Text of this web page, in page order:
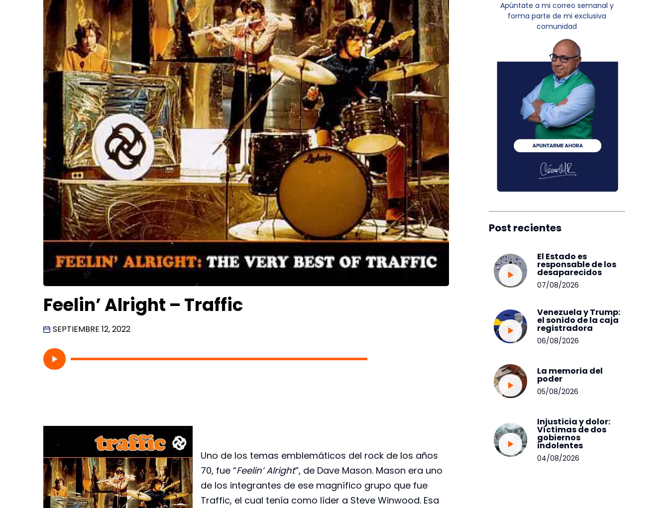
Feelin’ Alright – Traffic
SEPTIEMBRE 12, 2022
Uno de los temas emblemáticos del rock de los años
70, fue “Feelin’ Alright”, de Dave Mason. Mason era uno
de los integrantes de ese magnífico grupo que fue
Traffic, el cual tenía como líder a Steve Winwood. Esa
Apúntate a mi correo semanal y
forma parte de mi exclusiva
comunidad
Post recientes
El Estado es
responsable de los
desaparecidos
07/08/2026
Venezuela y Trump:
el sonido de la caja
registradora
06/08/2026
La memoria del
poder
05/08/2026
Injusticia y dolor:
Víctimas de dos
gobiernos
indolentes
04/08/2026